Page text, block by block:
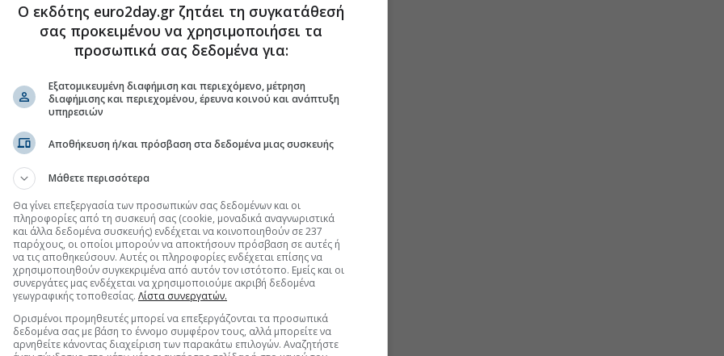
οποιοδήποτε εκ νέου άνοιγμα των Στενών του
του παιχνιδιού
ΗΠΑ δεν ανοίγει το Ορμούζ
Τραμπ αναζητά «έξοδο» από τον πόλεμο στο
στο Discover
Ο εκδότης euro2day.gr ζητάει τη συγκατάθεσή
σας προκειμένου να χρησιμοποιήσει τα
προσωπικά σας δεδομένα για:
Εξατομικευμένη διαφήμιση και περιεχόμενο, μέτρηση
διαφήμισης και περιεχομένου, έρευνα κοινού και ανάπτυξη
υπηρεσιών
Αποθήκευση ή/και πρόσβαση στα δεδομένα μιας συσκευής
Μάθετε περισσότερα
Θα γίνει επεξεργασία των προσωπικών σας δεδομένων και οι
πληροφορίες από τη συσκευή σας (cookie, μοναδικά αναγνωριστικά
και άλλα δεδομένα συσκευής) ενδέχεται να κοινοποιηθούν σε 237
παρόχους, οι οποίοι μπορούν να αποκτήσουν πρόσβαση σε αυτές ή
να τις αποθηκεύσουν. Αυτές οι πληροφορίες ενδέχεται επίσης να
χρησιμοποιηθούν συγκεκριμένα από αυτόν τον ιστότοπο. Εμείς και οι
συνεργάτες μας ενδέχεται να χρησιμοποιούμε ακριβή δεδομένα
γεωγραφικής τοποθεσίας. Λίστα συνεργατών.
Ορισμένοι προμηθευτές μπορεί να επεξεργάζονται τα προσωπικά
δεδομένα σας με βάση το έννομο συμφέρον τους, αλλά μπορείτε να
αρνηθείτε κάνοντας διαχείριση των παρακάτω επιλογών. Αναζητήστε